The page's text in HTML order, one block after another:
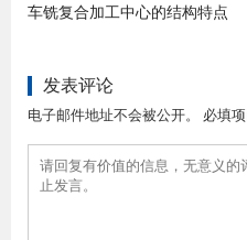
车铣复合加工中心的结构特点
发表评论
电子邮件地址不会被公开。 必填